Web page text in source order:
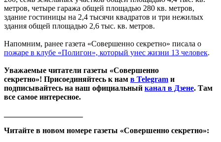
метров, четыре гаража общей площадью 280 кв. метров,
здание гостиницы на 2,4 тысячи квадратов и три нежилых
здания общей площадью 2,6 тыс. кв. метров.
Напомним, ранее газета «Совершенно секретно» писала о
пожаре в клубе «Полигон», который унес жизни 13 человек.
Уважаемые читатели газеты «Совершенно
секретно»! Присоединяйтесь к нам в Telegram и
подписывайтесь на наш официальный канал в Дзене. Там
все самое интересное.
Читайте в новом номере газеты «Совершенно секретно»: